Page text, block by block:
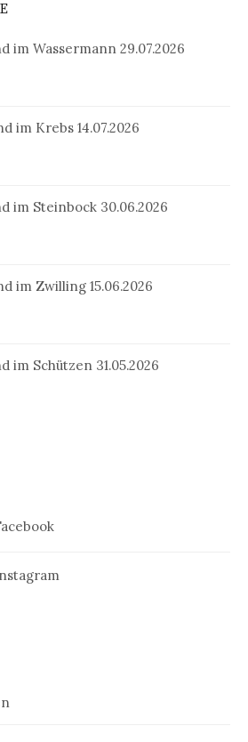
im Wassermann 29.07.2026
im Krebs 14.07.2026
im Steinbock 30.06.2026
im Zwilling 15.06.2026
im Schützen 31.05.2026